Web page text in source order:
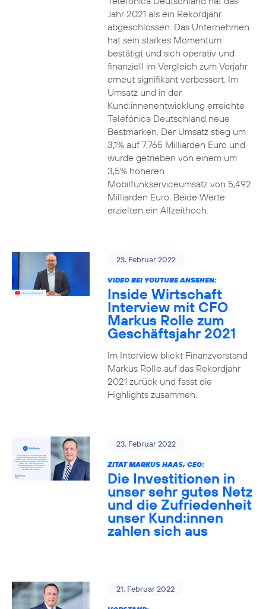
Jahr 2021 als ein Rekordjahr
abgeschlossen. Das Unternehmen
hat sein starkes Momentum
bestätigt und sich operativ und
finanziell im Vergleich zum Vorjahr
erneut signifikant verbessert. Im
Umsatz und in der
Kund:innenentwicklung erreichte
Telefónica Deutschland neue
Bestmarken. Der Umsatz stieg um
3,1% auf 7,765 Milliarden Euro und
wurde getrieben von einem um
3,5% höheren
Mobilfunkserviceumsatz von 5,492
Milliarden Euro. Beide Werte
erzielten ein Allzeithoch.
23. Februar 2022
VIDEO BEI YOUTUBE ANSEHEN:
Inside Wirtschaft
Interview mit CFO
Markus Rolle zum
Geschäftsjahr 2021
Im Interview blickt Finanzvorstand
Markus Rolle auf das Rekordjahr
2021 zurück und fasst die
Highlights zusammen.
23. Februar 2022
ZITAT MARKUS HAAS, CEO:
Die Investitionen in
unser sehr gutes Netz
und die Zufriedenheit
unser Kund:innen
zahlen sich aus
21. Februar 2022